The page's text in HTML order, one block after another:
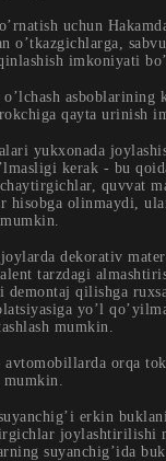
uchun
o’tkazgichlarga,
imkoniyati
asboblarining
qayta urinish
yukxonada
kerak - bu
quvvat
hisobga olinmaydi,
dekorativ
tarzdagi
demontaj qilishga
yo’l
mumkin.
orqa
erkin
joylashtirilishi
suyanchig’ida